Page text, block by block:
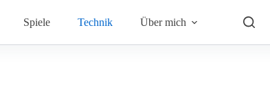
Spiele Technik Über mich